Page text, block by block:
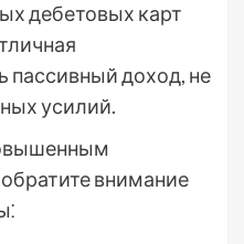
дебетовых карт
пассивный доход, не
усилий.
внимание